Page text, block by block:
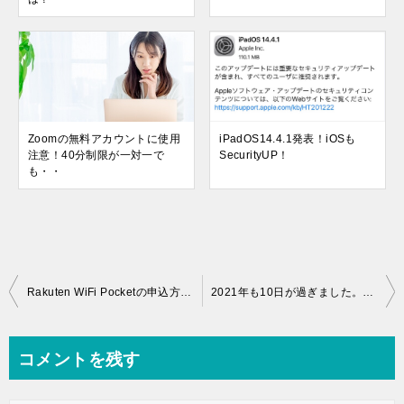
Zoomの無料アカウントに使用
注意！40分制限が一対一で
も・・
iPadOS14.4.1発表！iOSも
SecurityUP！
投
ビ
Rakuten WiFi Pocketの申込方法を確認してみた 2021年も10日が過ぎました。いよいよ拡大楽天モバイル一週間
コメントを残す